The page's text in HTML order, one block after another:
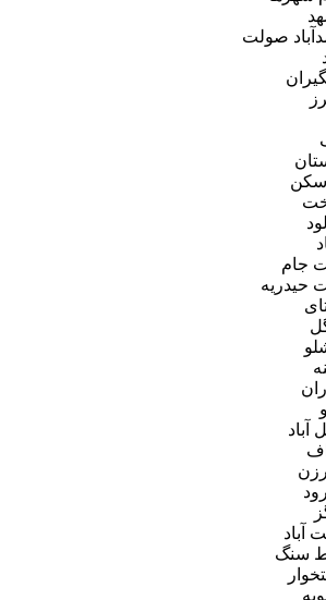
صولت
جام
حیدریه
آباد
آباد
سنگ